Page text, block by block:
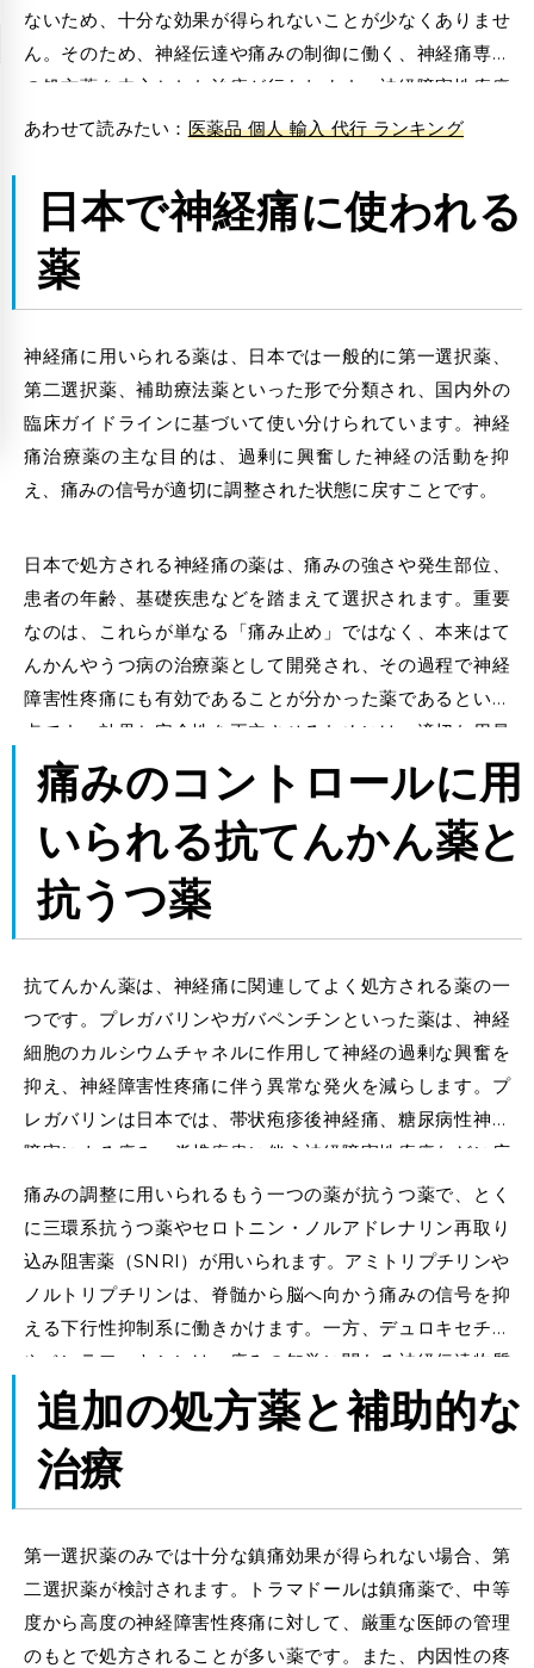
ないため、十分な効果が得られないことが少なくありませ
ん。そのため、神経伝達や痛みの制御に働く、神経痛専用
の処方薬を中心とした治療が行われます。神経障害性疼痛
は慢性化するとコントロールが難しくなることが多いた
あわせて読みたい： 医薬品 個人 輸入 代行 ランキング
日本で神経痛に使われる
薬
神経痛に用いられる薬は、日本では一般的に第一選択薬、
第二選択薬、補助療法薬といった形で分類され、国内外の
臨床ガイドラインに基づいて使い分けられています。神経
痛治療薬の主な目的は、過剰に興奮した神経の活動を抑
え、痛みの信号が適切に調整された状態に戻すことです。
日本で処方される神経痛の薬は、痛みの強さや発生部位、
患者の年齢、基礎疾患などを踏まえて選択されます。重要
なのは、これらが単なる「痛み止め」ではなく、本来はて
んかんやうつ病の治療薬として開発され、その過程で神経
障害性疼痛にも有効であることが分かった薬であるという
点です。効果と安全性を両立させるためには、適切な用量
調整と継続的な経過観察が欠かせません。
痛みのコントロールに用
いられる抗てんかん薬と
抗うつ薬
抗てんかん薬は、神経痛に関連してよく処方される薬の一
つです。プレガバリンやガバペンチンといった薬は、神経
細胞のカルシウムチャネルに作用して神経の過剰な興奮を
抑え、神経障害性疼痛に伴う異常な発火を減らします。プ
レガバリンは日本では、帯状疱疹後神経痛、糖尿病性神経
障害による痛み、脊椎疾患に伴う神経障害性疼痛などに広
く処方されています。
痛みの調整に用いられるもう一つの薬が抗うつ薬で、とく
に三環系抗うつ薬やセロトニン・ノルアドレナリン再取り
込み阻害薬（SNRI）が用いられます。アミトリプチリンや
ノルトリプチリンは、脊髄から脳へ向かう痛みの信号を抑
える下行性抑制系に働きかけます。一方、デュロキセチン
やベンラファキシンは、痛みの知覚に関わる神経伝達物質
であるセロトニンやノルアドレナリンの働きに影響を与
え、痛みの感じ方を調整します。
追加の処方薬と補助的な
治療
第一選択薬のみでは十分な鎮痛効果が得られない場合、第
二選択薬が検討されます。トラマドールは鎮痛薬で、中等
度から高度の神経障害性疼痛に対して、厳重な医師の管理
のもとで処方されることが多い薬です。また、内因性の疼